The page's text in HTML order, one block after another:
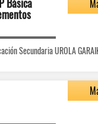
Básica
Secundaria UROLA